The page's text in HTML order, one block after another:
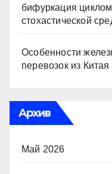
бифуркация
стохастической
Особенности
перевозок из
Архив
Май 2026